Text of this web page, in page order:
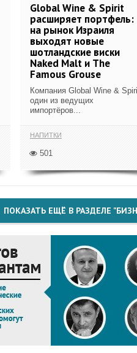
Global Wine & Spirit
расширяет портфель:
на рынок Израиля
выходят новые
шотландские виски
Naked Malt и The
Famous Grouse
Компания Global Wine &
один из ведущих
импортёров...
НАПИТКИ
501
ПОКАЗАТЬ ЕЩЁ В РАЗДЕЛЕ